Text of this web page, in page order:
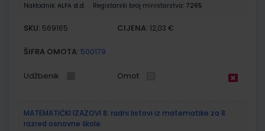
Nakladnik: ALFA d.d. Registarski broj ministarstva: 7265
SKU: 569165 CIJENA: 12,03 €
ŠIFRA OMOTA: 500179
Udžbenik Omot
MATEMATIČKI IZAZOVI 8; radni listovi iz matematike za 8.
razred osnovne škole